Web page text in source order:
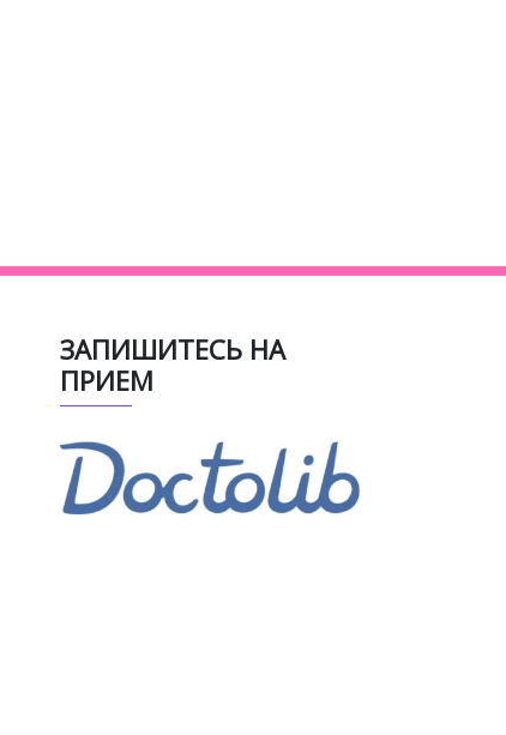
ЗАПИШИТЕСЬ НА
ПРИЕМ